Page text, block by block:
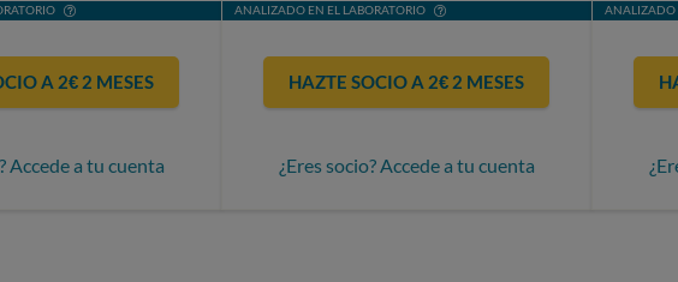
A 2€ 2 MESES
Accede a tu cuenta
ANALIZADO EN EL LABORATORIO
HAZTE SOCIO A 2€ 2 MESES
¿Eres socio? Accede a tu cuenta
ANALIZADO